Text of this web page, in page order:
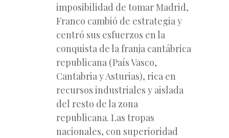
imposibilidad de tomar Madrid,
Franco cambió de estrategia y
centró sus esfuerzos en la
conquista de la franja cantábrica
republicana (País Vasco,
Cantabria y Asturias), rica en
recursos industriales y aislada
del resto de la zona
republicana. Las tropas
nacionales, con superioridad